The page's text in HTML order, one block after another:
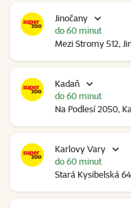
Jinočany
Mezi Stromy 512,
do 60 minut
Kadaň
Na Podlesí 2050,
do 60 minut
Karlovy Vary
Stará Kysibelská
do 60 minut